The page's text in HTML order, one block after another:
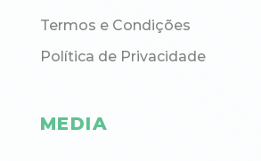
Termos e Condições
Política de Privacidade
MEDIA